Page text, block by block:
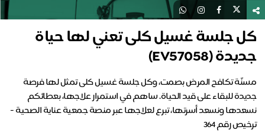
كل جلسة غسيل كلى تعني لها حياة
جديدة (EV57058)
مسنّة تكافح المرض بصمت، وكل جلسة غسيل كلى تمثل لها فرصة
جديدة للبقاء على قيد الحياة. ساهم في استمرار علاجها، بعطائكم
نسعدها ونسعد أسرتها، تبرع لعلاجها عبر منصة جمعية عناية الصحية -
ترخيص رقم 364